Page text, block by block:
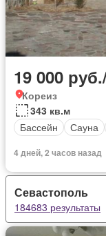
19 000
Кореиз
343 кв.м
Бассейн
Сауна
4 дней, 2 часов назад
Севастополь
184683 результаты